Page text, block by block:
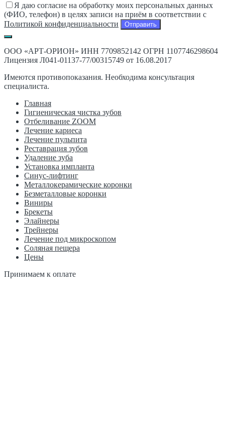
Я даю согласие на обработку моих персональных данных
(ФИО, телефон) в целях записи на приём в соответствии с
Политикой конфиденциальности
ООО «АРТ-ОРИОН» ИНН 7709852142 ОГРН 1107746298604
Лицензия Л041-01137-77/00315749 от 16.08.2017
Имеются противопоказания. Необходима консультация
специалиста.
Главная
Гигиеническая чистка зубов
Отбеливание ZOOM
Лечение кариеса
Лечение пульпита
Реставрация зубов
Удаление зуба
Установка импланта
Синус-лифтинг
Металлокерамические коронки
Безметалловые коронки
Виниры
Брекеты
Элайнеры
Трейнеры
Лечение под микроскопом
Соляная пещера
Цены
Принимаем к оплате